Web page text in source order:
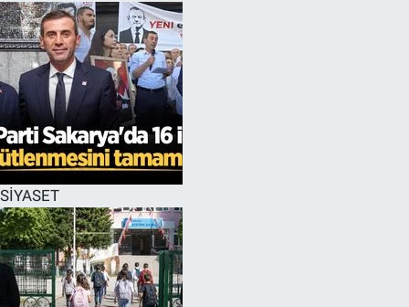
SİYASET